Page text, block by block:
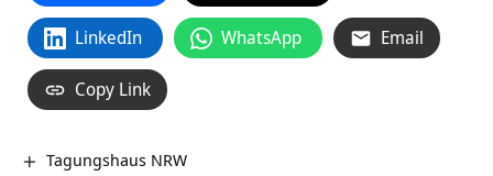
LinkedIn WhatsApp Email
Copy Link
Tagungshaus NRW